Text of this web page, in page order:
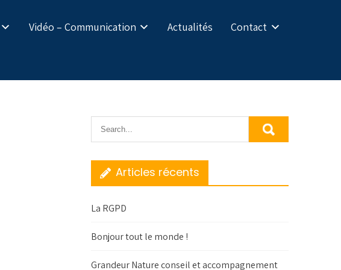
Vidéo – Communication Actualités Contact
Articles récents
La RGPD
Bonjour tout le monde !
Grandeur Nature conseil et accompagnement